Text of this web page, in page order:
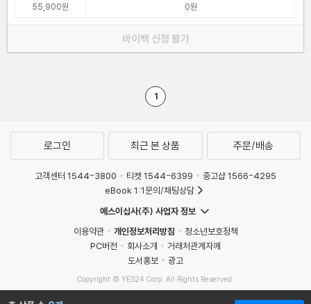
55,900원
0원
바이백 신청 불가
1
로그인 최근 본 상품 주문/배송
고객센터 1544-3800 티켓 1544-6399
중고샵 1566-4295
eBook 1:1문의/채팅상담
예스이십사(주) 사업자 정보
이용약관
개인정보처리방침
청소년보호정책
PC버전
회사소개
거래처관계자께
도서홍보
광고
Copyright © YES24 Corp. All Rights Reserved.
MATOM15